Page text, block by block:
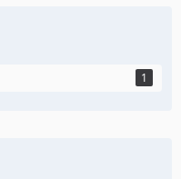
1